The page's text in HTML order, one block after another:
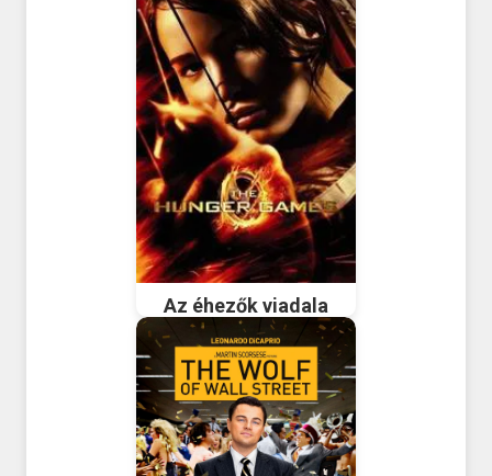
Az éhezők viadala